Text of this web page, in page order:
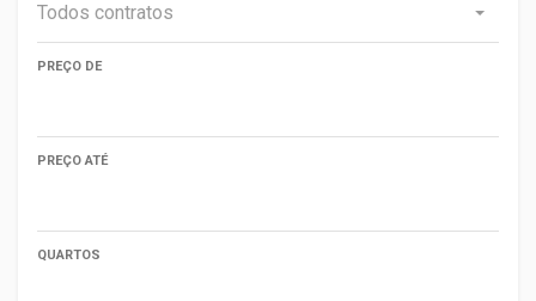
Todos contratos
PREÇO DE
PREÇO ATÉ
QUARTOS